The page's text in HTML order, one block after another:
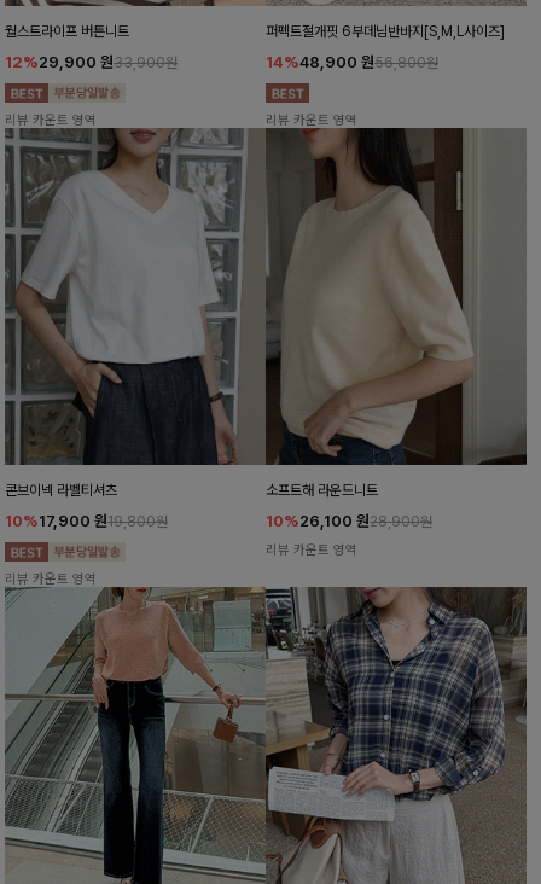
월스트라이프 버튼니트
12%29,900 원33,900원
리뷰 카운트 영역
퍼펙트절개핏 6부데님반바지[S,M,L사이즈]
14%48,900 원56,800원
리뷰 카운트 영역
콘브이넥 라벨티셔츠
10%17,900 원19,800원
리뷰 카운트 영역
소프트해 라운드니트
10%26,100 원28,900원
리뷰 카운트 영역